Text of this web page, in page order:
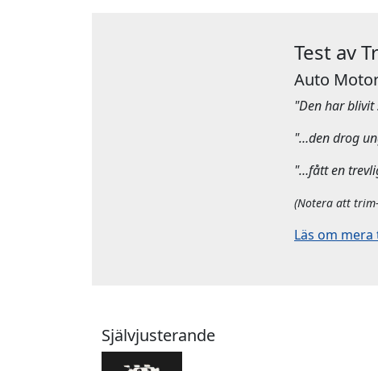
Test av
Auto
"Den har
"…den drog
"…fått en
(Notera att
Läs om mera
Självjusterande